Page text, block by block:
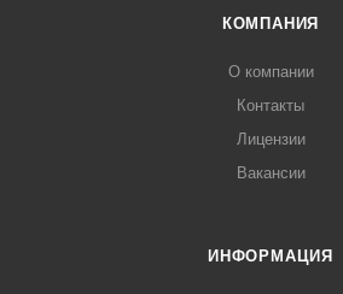
КОМПАНИЯ
О компании
Контакты
Лицензии
Вакансии
ИНФОРМАЦИЯ